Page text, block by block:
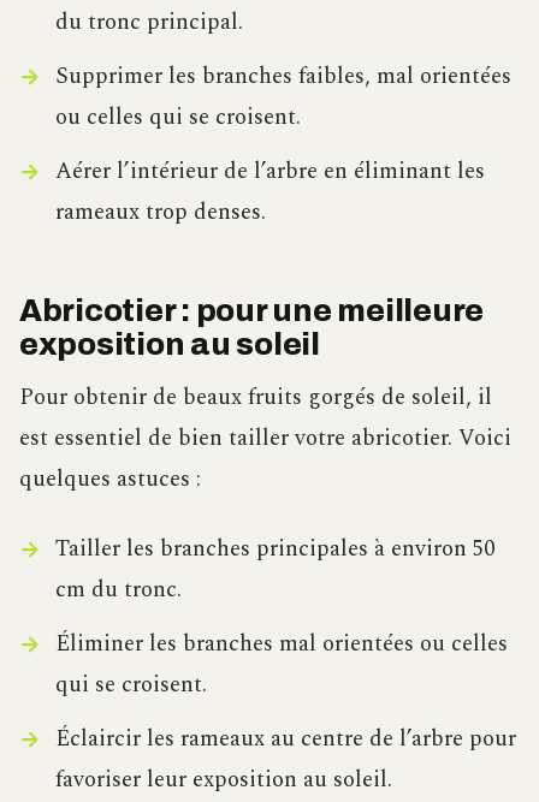
du tronc principal.
Supprimer les branches faibles, mal orientées
ou celles qui se croisent.
Aérer l’intérieur de l’arbre en éliminant les
rameaux trop denses.
Abricotier : pour une meilleure
exposition au soleil
Pour obtenir de beaux fruits gorgés de soleil, il
est essentiel de bien tailler votre abricotier. Voici
quelques astuces :
Tailler les branches principales à environ 50
cm du tronc.
Éliminer les branches mal orientées ou celles
qui se croisent.
Éclaircir les rameaux au centre de l’arbre pour
favoriser leur exposition au soleil.